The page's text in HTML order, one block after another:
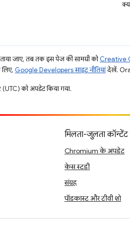
जाए, तब तक इस पेज की सामग्री कोCreative
लिए, Google Developers साइट नीतियांदेखें.
को अपडेट किया गया.
मिलता-जुलता कॉन्टेंट
Chromium के अपडेट
केस स्टडी
संग्रह
पॉडकास्ट और टीवी शो